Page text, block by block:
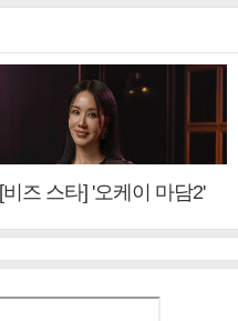
[비즈 스타] '오케이 마담2'